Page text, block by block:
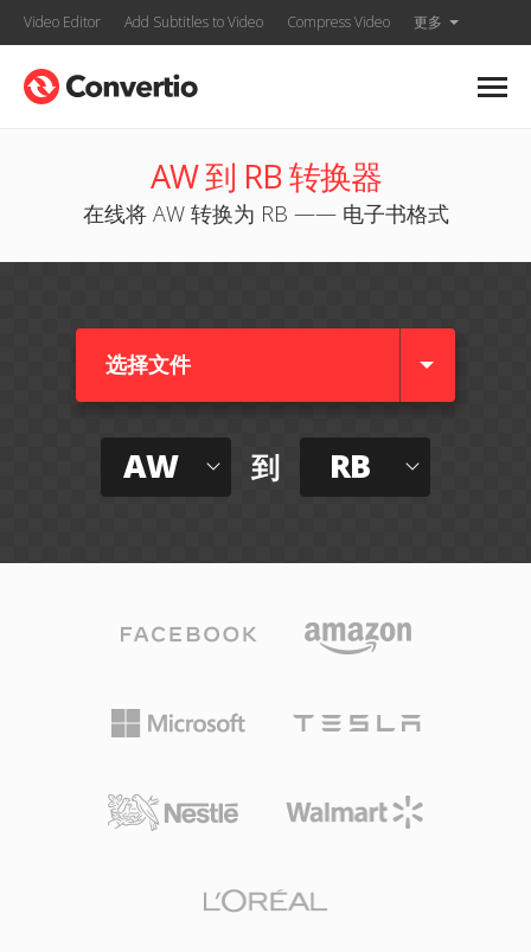
Video Editor Add Subtitles to Video Compress Video 更多
AW 到 RB 转换器
在线将 AW 转换为 RB —— 电子书格式
选择文件
AW 到 RB